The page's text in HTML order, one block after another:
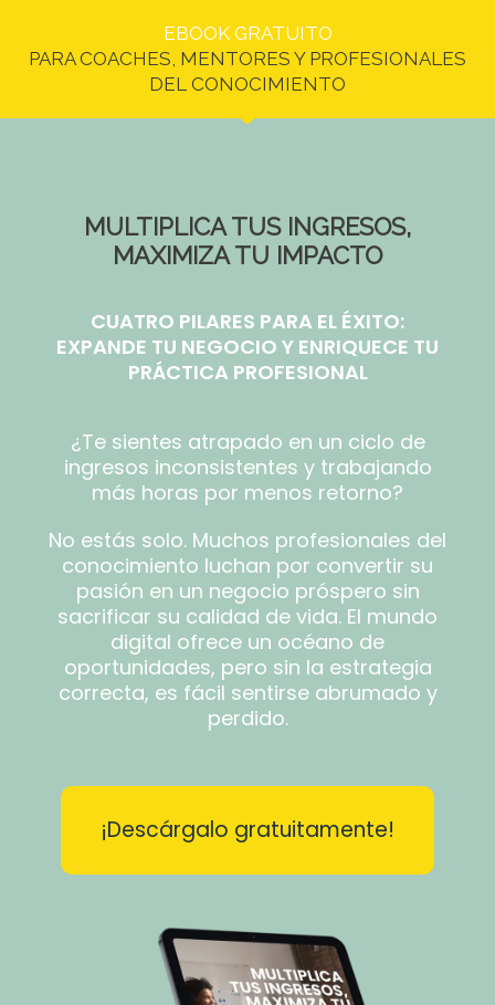
EBOOK GRATUITO
PARA COACHES, MENTORES Y PROFESIONALES
DEL CONOCIMIENTO
MULTIPLICA TUS INGRESOS,
MAXIMIZA TU IMPACTO
CUATRO PILARES PARA EL ÉXITO:
EXPANDE TU NEGOCIO Y ENRIQUECE TU
PRÁCTICA PROFESIONAL
¿Te sientes atrapado en un ciclo de
ingresos inconsistentes y trabajando
más horas por menos retorno?
No estás solo. Muchos profesionales del
conocimiento luchan por convertir su
pasión en un negocio próspero sin
sacrificar su calidad de vida. El mundo
digital ofrece un océano de
oportunidades, pero sin la estrategia
correcta, es fácil sentirse abrumado y
perdido.
¡Descárgalo gratuitamente!